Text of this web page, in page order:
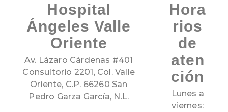
Hospital
Ángeles Valle
Oriente
Av. Lázaro Cárdenas #401
Consultorio 2201, Col. Valle
Oriente, C.P. 66260 San
Pedro Garza García, N.L.
Hora
rios
de
aten
ción
Lunes a
viernes: